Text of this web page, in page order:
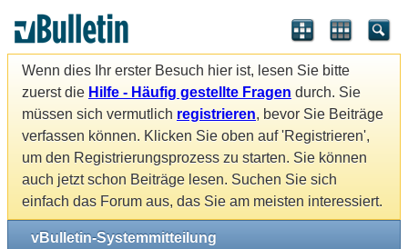
Wenn dies Ihr erster Besuch hier ist, lesen Sie bitte
zuerst die Hilfe - Häufig gestellte Fragen durch. Sie
müssen sich vermutlich registrieren, bevor Sie Beiträge
verfassen können. Klicken Sie oben auf 'Registrieren',
um den Registrierungsprozess zu starten. Sie können
auch jetzt schon Beiträge lesen. Suchen Sie sich
einfach das Forum aus, das Sie am meisten interessiert.
vBulletin-Systemmitteilung